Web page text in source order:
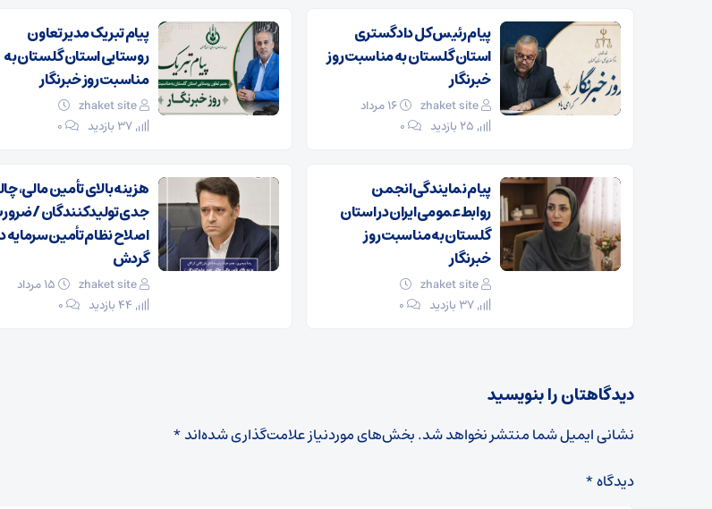
پیام رئیس کل دادگستری
استان گلستان به مناسبت روز
خبرنگار
zhaket site
۰
پیام تبریک مدیر تعاون
روستایی استان گلستان به
مناسبت روز خبرنگار
zhaket site
37 بازدید
۰
پیام نمایندگی انجمن
روابط‌عمومی ایران در استان
گلستان به مناسبت روز
خبرنگار
zhaket site
۰
هزینه بالای تأمین مالی،
جدی تولیدکنندگان /
اصلاح نظام تأمین سرمایه
گردش
zhaket site
۰
دیدگاهتان را بنویسید
نشانی ایمیل شما منتشر نخواهد شد.بخش‌های موردنیاز علامت‌گذاری شده‌اند*
دیدگاه*